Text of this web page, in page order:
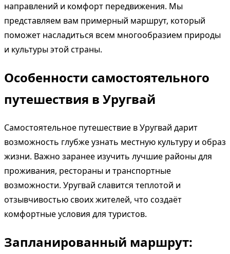
направлений и комфорт передвижения. Мы
представляем вам примерный маршрут, который
поможет насладиться всем многообразием природы
и культуры этой страны.
Особенности самостоятельного
путешествия в Уругвай
Самостоятельное путешествие в Уругвай дарит
возможность глубже узнать местную культуру и образ
жизни. Важно заранее изучить лучшие районы для
проживания, рестораны и транспортные
возможности. Уругвай славится теплотой и
отзывчивостью своих жителей, что создаёт
комфортные условия для туристов.
Запланированный маршрут: